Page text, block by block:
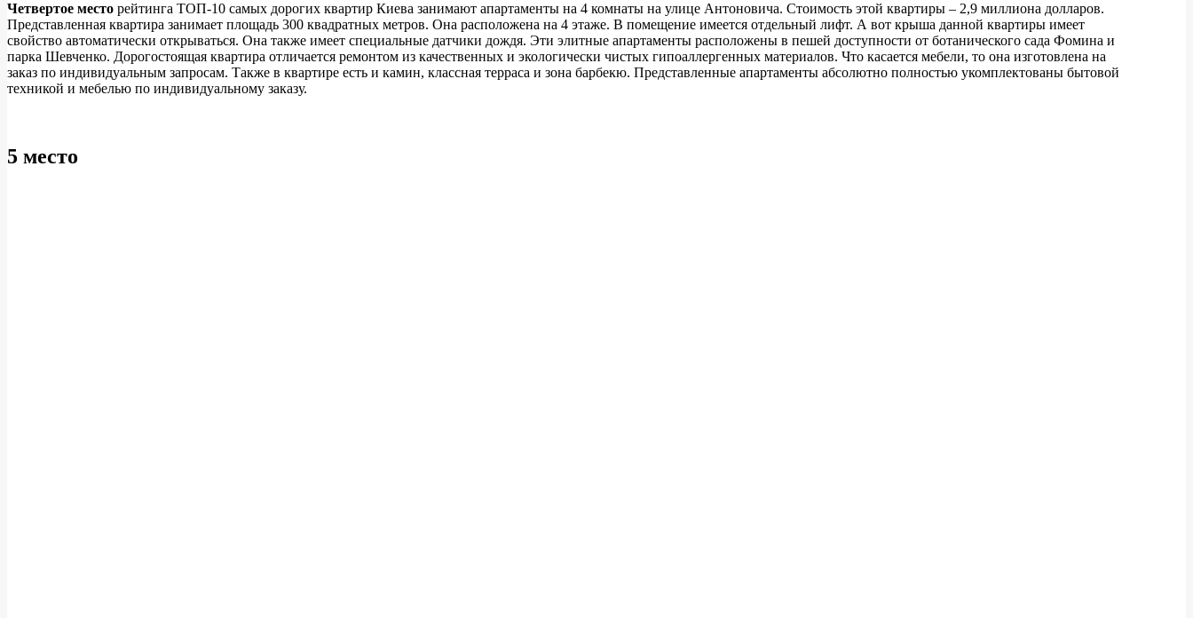
Четвертое место рейтинга ТОП-10 самых дорогих квартир Киева занимают апартаменты на 4 комнаты на улице Антоновича. Стоимость этой квартиры – 2,9 миллиона долларов.
Представленная квартира занимает площадь 300 квадратных метров. Она расположена на 4 этаже. В помещение имеется отдельный лифт. А вот крыша данной квартиры имеет
свойство автоматически открываться. Она также имеет специальные датчики дождя. Эти элитные апартаменты расположены в пешей доступности от ботанического сада Фомина и
парка Шевченко. Дорогостоящая квартира отличается ремонтом из качественных и экологически чистых гипоаллергенных материалов. Что касается мебели, то она изготовлена на
заказ по индивидуальным запросам. Также в квартире есть и камин, классная терраса и зона барбекю. Представленные апартаменты абсолютно полностью укомплектованы бытовой
техникой и мебелью по индивидуальному заказу.
5 место